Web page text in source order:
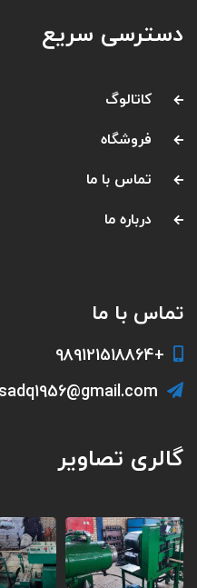
دسترسی سریع
کاتالوگ
فروشگاه
تماس با ما
درباره ما
تماس با ما
+989121518864
sadq1956@gmail.com
گالری تصاویر